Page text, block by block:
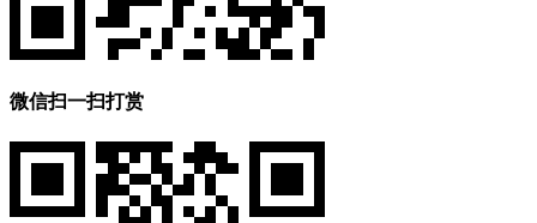
微信扫一扫打赏